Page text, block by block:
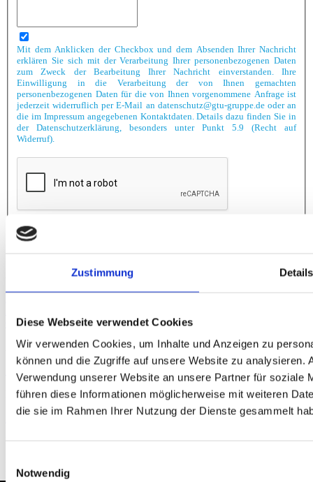
Zustimmung Details
Diese Webseite verwendet Cookies
Wir verwenden Cookies, um Inhalte und Anzeigen zu
können und die Zugriffe auf unsere Website zu analysieren.
Verwendung unserer Website an unsere Partner für soziale
führen diese Informationen möglicherweise mit weiteren
die sie im Rahmen Ihrer Nutzung der Dienste gesammelt
Notwendig
Mit dem Anklicken der Checkbox und dem Absenden Ihrer Nachricht
erklären Sie sich mit der Verarbeitung Ihrer personenbezogenen Daten
zum Zweck der Bearbeitung Ihrer Nachricht einverstanden. Ihre
Einwilligung in die Verarbeitung der von Ihnen gemachten
personenbezogenen Daten für die von Ihnen vorgenommene Anfrage ist
jederzeit widerruflich per E-Mail an datenschutz@gtu-gruppe.de oder an
die im Impressum angegebenen Kontaktdaten. Details dazu finden Sie in
der Datenschutzerklärung, besonders unter Punkt 5.9 (Recht auf
Widerruf).
Absenden
OberpfalzNidderauNürnbergOsnabrückPaderborn
Akkreditierung
Zertifizierungen
Mitgliedschaften
Rechtliches
Impressum Datenschutzerklärung Hinweisgeber-Plattform
kontakt@gtu-gruppe.de